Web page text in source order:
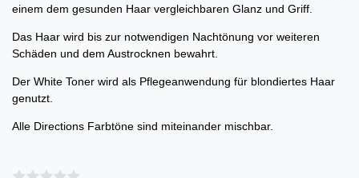
einem dem gesunden Haar vergleichbaren Glanz und Griff.
Das Haar wird bis zur notwendigen Nachtönung vor weiteren
Schäden und dem Austrocknen bewahrt.
Der White Toner wird als Pflegeanwendung für blondiertes Haar
genutzt.
Alle Directions Farbtöne sind miteinander mischbar.